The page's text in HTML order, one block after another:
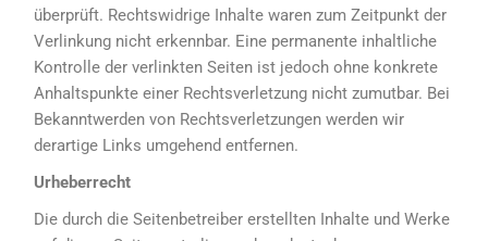
überprüft. Rechtswidrige Inhalte waren zum Zeitpunkt der
Verlinkung nicht erkennbar. Eine permanente inhaltliche
Kontrolle der verlinkten Seiten ist jedoch ohne konkrete
Anhaltspunkte einer Rechtsverletzung nicht zumutbar. Bei
Bekanntwerden von Rechtsverletzungen werden wir
derartige Links umgehend entfernen.
Urheberrecht
Die durch die Seitenbetreiber erstellten Inhalte und Werke